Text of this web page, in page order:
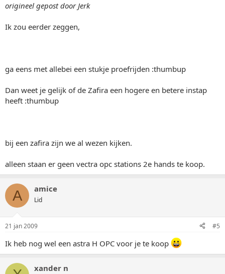
origineel gepost door Jerk
Ik zou eerder zeggen,
ga eens met allebei een stukje proefrijden :thumbup
Dan weet je gelijk of de Zafira een hogere en betere instap
heeft :thumbup
bij een zafira zijn we al wezen kijken.
alleen staan er geen vectra opc stations 2e hands te koop.
A amice
Lid
21 jan 2009 #5
Ik heb nog wel een astra H OPC voor je te koop
xander n